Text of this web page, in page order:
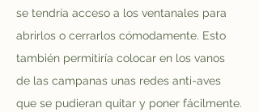
se tendría acceso a los ventanales para
abrirlos o cerrarlos cómodamente. Esto
también permitiría colocar en los vanos
de las campanas unas redes anti-aves
que se pudieran quitar y poner fácilmente.